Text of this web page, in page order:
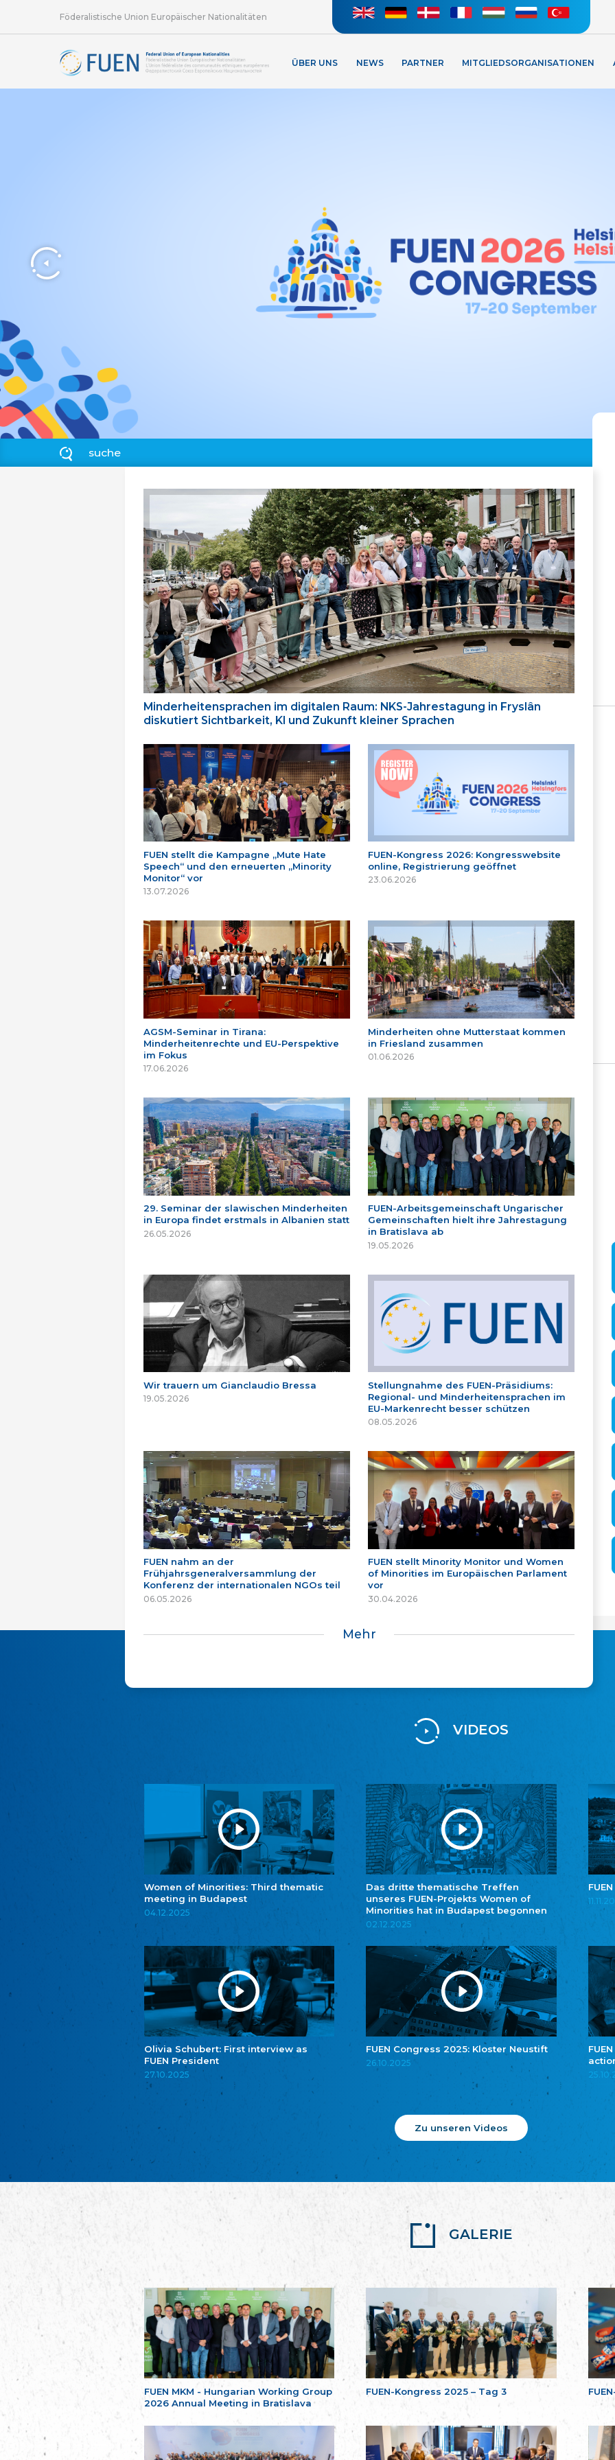
Föderalistische Union Europäischer Nationalitäten
ÜBER UNS NEWS PARTNER MITGLIEDSORGANISATIONEN
Minderheitensprachen im digitalen Raum: NKS-Jahrestagung in Fryslân
diskutiert Sichtbarkeit, KI und Zukunft kleiner Sprachen
FUEN stellt die Kampagne „Mute Hate
Speech“ und den erneuerten „Minority
Monitor“ vor
13.07.2026
FUEN-Kongress 2026: Kongresswebsite
online, Registrierung geöffnet
23.06.2026
AGSM-Seminar in Tirana:
Minderheitenrechte und EU-Perspektive
im Fokus
17.06.2026
Minderheiten ohne Mutterstaat kommen
in Friesland zusammen
01.06.2026
29. Seminar der slawischen Minderheiten
in Europa findet erstmals in Albanien statt
26.05.2026
FUEN-Arbeitsgemeinschaft Ungarischer
Gemeinschaften hielt ihre Jahrestagung
in Bratislava ab
19.05.2026
Wir trauern um Gianclaudio Bressa
19.05.2026
Stellungnahme des FUEN-Präsidiums:
Regional- und Minderheitensprachen im
EU-Markenrecht besser schützen
08.05.2026
FUEN nahm an der
Frühjahrsgeneralversammlung der
Konferenz der internationalen NGOs teil
06.05.2026
FUEN stellt Minority Monitor und Women
of Minorities im Europäischen Parlament
vor
30.04.2026
Mehr
VIDEOS
Women of Minorities: Third thematic
meeting in Budapest
04.12.2025
Das dritte thematische Treffen
unseres FUEN-Projekts Women of
Minorities hat in Budapest begonnen
02.12.2025
Olivia Schubert: First interview as
FUEN President
27.10.2025
FUEN Congress 2025: Kloster Neustift
26.10.2025
Zu unseren Videos
GALERIE
FUEN MKM - Hungarian Working Group
2026 Annual Meeting in Bratislava
FUEN-Kongress 2025 – Tag 3